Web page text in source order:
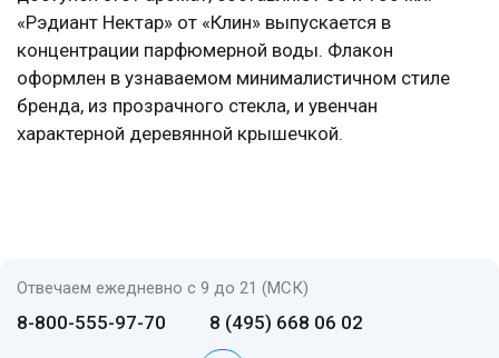
«Рэдиант Нектар» от «Клин» выпускается в
концентрации парфюмерной воды. Флакон
оформлен в узнаваемом минималистичном стиле
бренда, из прозрачного стекла, и увенчан
характерной деревянной крышечкой.
Отвечаем ежедневно с 9 до 21 (МСК)
8-800-555-97-70 8 (495) 668 06 02